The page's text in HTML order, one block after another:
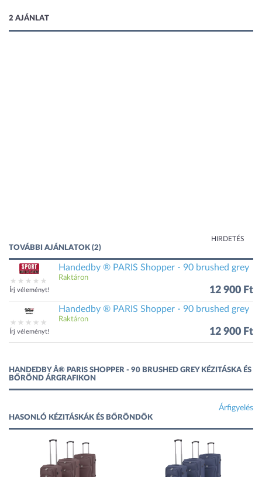
2 AJÁNLAT
HIRDETÉS
TOVÁBBI AJÁNLATOK (2)
Írj véleményt!
Handedby ® PARIS Shopper - 90 brushed grey
Raktáron
12 900 Ft
Írj véleményt!
Handedby ® PARIS Shopper - 90 brushed grey
Raktáron
12 900 Ft
HANDEDBY Â® PARIS SHOPPER - 90 BRUSHED GREY KÉZITÁSKA ÉS
BŐRÖND ÁRGRAFIKON
Árfigyelés
HASONLÓ KÉZITÁSKÁK ÉS BŐRÖNDÖK